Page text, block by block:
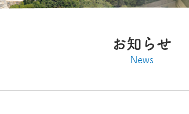
お知らせ
News